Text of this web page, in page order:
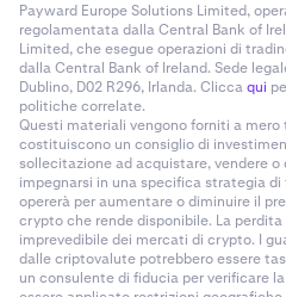
Payward Europe Solutions Limited,
regolamentata dalla Central Bank of
Limited, che esegue operazioni di
dalla Central Bank of Ireland. Sede
Dublino, D02 R296, Irlanda. Cliccaqui
politiche correlate.
Questi materiali vengono forniti a
costituiscono un consiglio di
sollecitazione ad acquistare, vendere
impegnarsi in una specifica strategia
opererà per aumentare o diminuire il
crypto che rende disponibile. La
imprevedibile dei mercati di crypto. I
dalle criptovalute potrebbero essere
un consulente di fiducia per verificare